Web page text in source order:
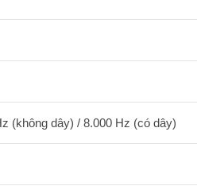
(không dây) / 8.000 Hz (có dây)